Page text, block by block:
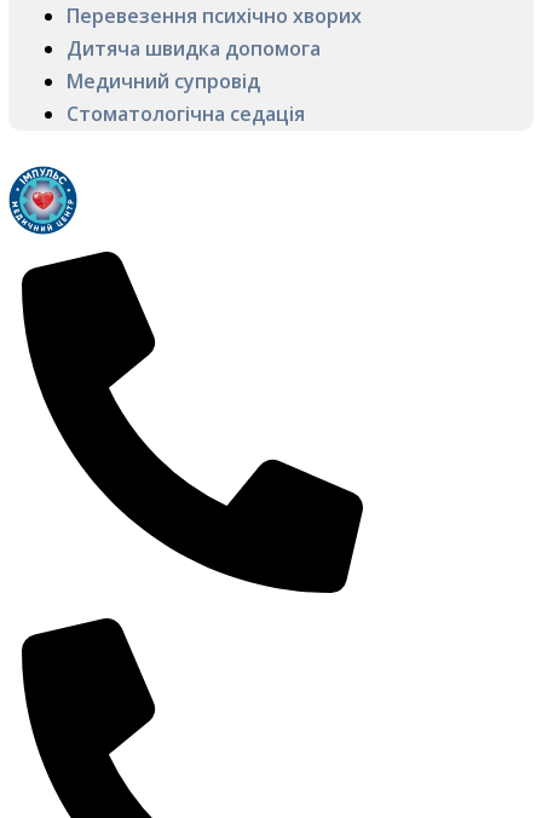
Перевезення психічно хворих
Дитяча швидка допомога
Медичний супровід
Стоматологічна седація